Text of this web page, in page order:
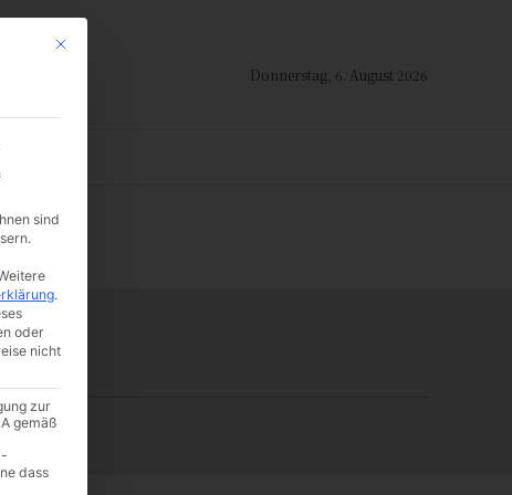
Donnerstag, 6. August 2026
Mit diesem Button wird der Dialog geschlossen. Seine Funktionalität ist
sind
.
oder
nicht
zur
gemäß
dass